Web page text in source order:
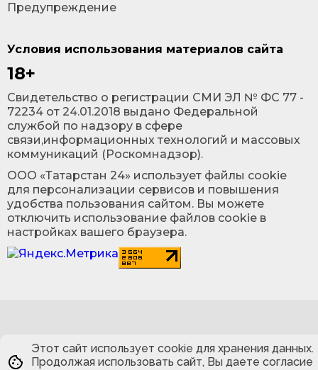
Условия использования материалов сайта
18+
Cвидетельство о регистрации СМИ ЭЛ № ФС 77 -
72234 от 24.01.2018 выдано Федеральной
службой по надзору в сфере
связи,информационных технологий и массовых
коммуникаций (Роскомнадзор).
ООО «Татарстан 24» использует файлы cookie
для персонализации сервисов и повышения
удобства пользования сайтом. Вы можете
отключить использование файлов cookie в
настройках вашего браузера.
Предупреждение
Этот сайт использует cookie для хранения данных.
Продолжая использовать сайт, Вы даете согласие